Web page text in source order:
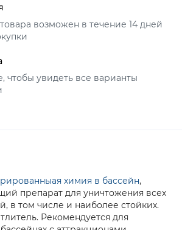
возможен в течение 14 дней
чтобы увидеть все варианты
химия в бассейн,
препарат для уничтожения всех
в том числе и наиболее стойких.
Рекомендуется для